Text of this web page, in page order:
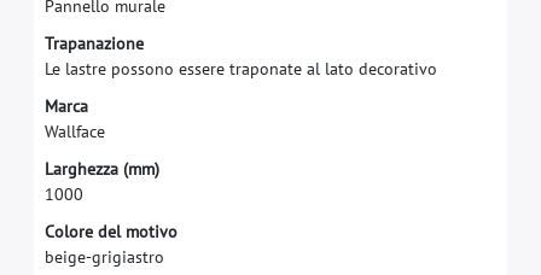
Pannello murale
Trapanazione
Le lastre possono essere traponate al lato decorativo
Marca
Wallface
Larghezza (mm)
1000
Colore del motivo
beige-grigiastro